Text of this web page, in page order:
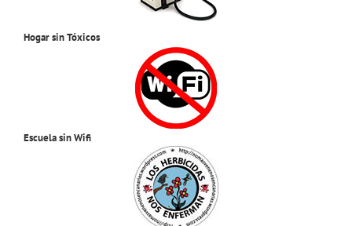
Hogar sin Tóxicos
Escuela sin Wifi